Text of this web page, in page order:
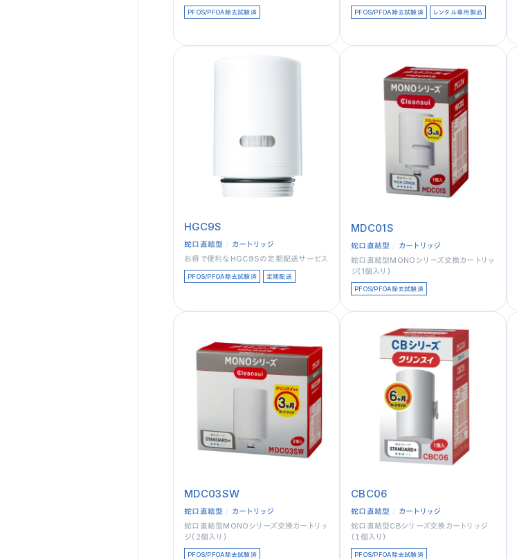
PFOS/PFOA除去試験済 PFOS/PFOA除去試験済 レンタル専用製品
HGC9S
蛇口直結型
カートリッジ
お得で便利なHGC9Sの定期配送サービス
PFOS/PFOA除去試験済 定期配送
MDC01S
蛇口直結型
カートリッジ
蛇口直結型MONOシリーズ交換カートリッ
ジ(1個入り)
PFOS/PFOA除去試験済
MDC03SW
蛇口直結型
カートリッジ
蛇口直結型MONOシリーズ交換カートリッ
ジ（２個入り）
PFOS/PFOA除去試験済
CBC06
蛇口直結型
カートリッジ
蛇口直結型CBシリーズ交換カートリッジ
（１個入り）
PFOS/PFOA除去試験済